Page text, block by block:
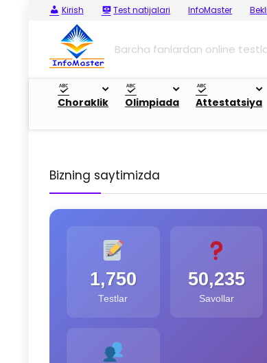
Kirish Test natijalari InfoMaster
Barcha fanlardan online
Choraklik Olimpiada Attestatsiya
Bizning saytimizda
1,750
Testlar
50,235
Savollar